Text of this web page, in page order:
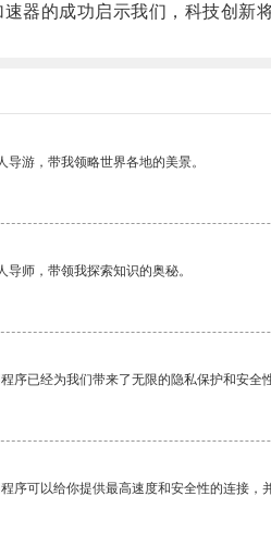
的成功启示我们，科技创新将
导游，带我领略世界各地的美景。
师，带领我探索知识的奥秘。
序已经为我们带来了无限的隐私保护和安全
序可以给你提供最高速度和安全性的连接，